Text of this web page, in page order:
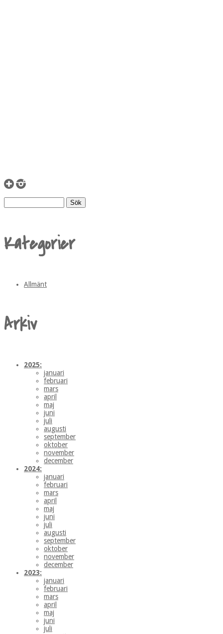
Kategorier
Allmänt
Arkiv
2025:
januari
februari
mars
april
maj
juni
juli
augusti
september
oktober
november
december
2024:
januari
februari
mars
april
maj
juni
juli
augusti
september
oktober
november
december
2023:
januari
februari
mars
april
maj
juni
juli